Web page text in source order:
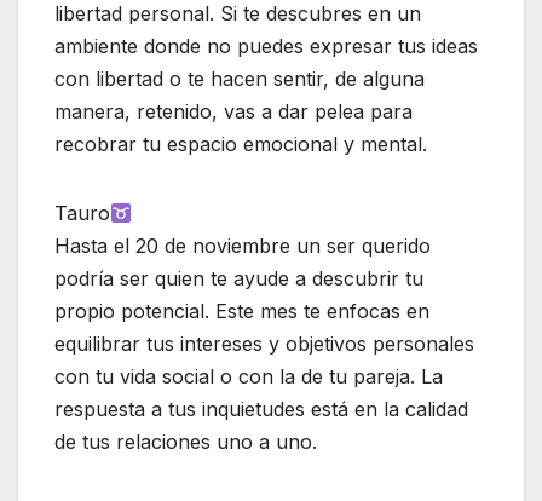
libertad personal. Si te descubres en un
ambiente donde no puedes expresar tus ideas
con libertad o te hacen sentir, de alguna
manera, retenido, vas a dar pelea para
recobrar tu espacio emocional y mental.
Tauro
Hasta el 20 de noviembre un ser querido
podría ser quien te ayude a descubrir tu
propio potencial. Este mes te enfocas en
equilibrar tus intereses y objetivos personales
con tu vida social o con la de tu pareja. La
respuesta a tus inquietudes está en la calidad
de tus relaciones uno a uno.